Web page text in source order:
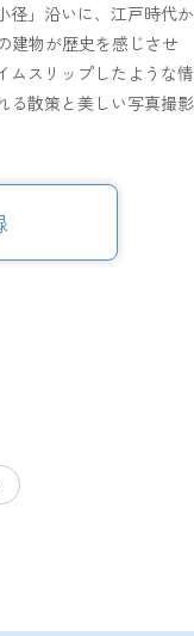
径」沿いに、江戸時代か
建物が歴史を感じさせ
ムスリップしたような情
る散策と美しい写真撮影